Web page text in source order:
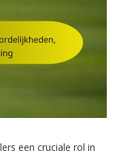
een cruciale rol in